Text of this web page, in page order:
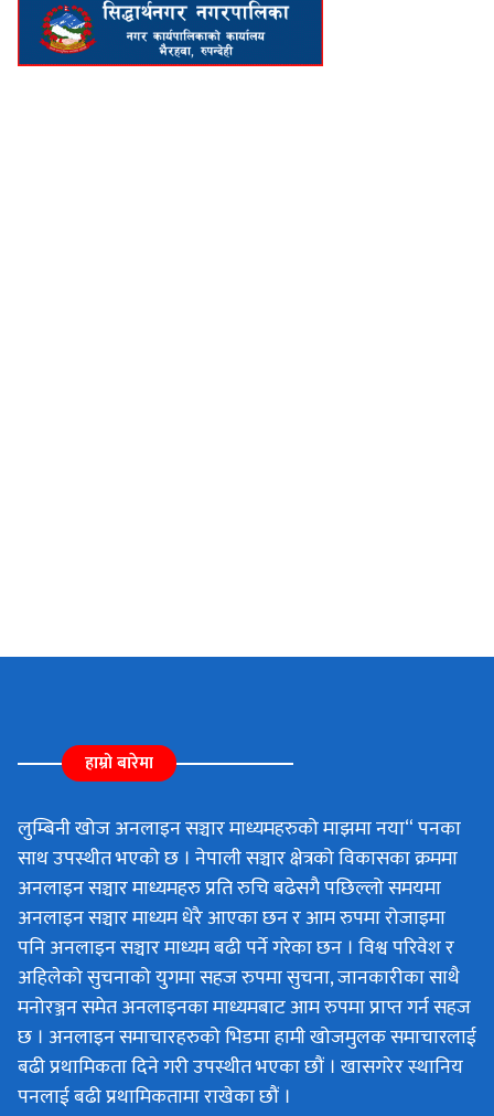
हाम्रो बारेमा
लुम्बिनी खोज अनलाइन सञ्चार माध्यमहरुको माझमा नया“ पनका
साथ उपस्थीत भएको छ । नेपाली सञ्चार क्षेत्रको विकासका क्रममा
अनलाइन सञ्चार माध्यमहरु प्रति रुचि बढेसगै पछिल्लो समयमा
अनलाइन सञ्चार माध्यम धेरै आएका छन र आम रुपमा रोजाइमा
पनि अनलाइन सञ्चार माध्यम बढी पर्ने गरेका छन । विश्व परिवेश र
अहिलेको सुचनाको युगमा सहज रुपमा सुचना, जानकारीका साथै
मनोरञ्जन समेत अनलाइनका माध्यमबाट आम रुपमा प्राप्त गर्न सहज
छ । अनलाइन समाचारहरुको भिडमा हामी खोजमुलक समाचारलाई
बढी प्रथामिकता दिने गरी उपस्थीत भएका छौं । खासगरेर स्थानिय
पनलाई बढी प्रथामिकतामा राखेका छौं ।